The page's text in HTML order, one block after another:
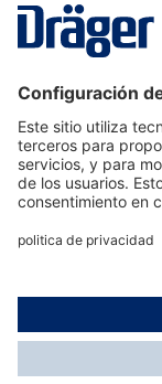
Servicio de
Ayuda
Información
© Dräger
*Todos los